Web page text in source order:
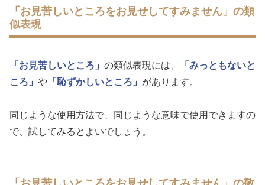
「お見苦しいところをお見せしてすみません」の類
似表現
「お見苦しいところ」 の類似表現には、
「みっともないと
ころ」 や 「恥ずかしいところ」 があります。
同じような使用方法で、同じような意味で使用できますの
で、試してみるとよいでしょう。